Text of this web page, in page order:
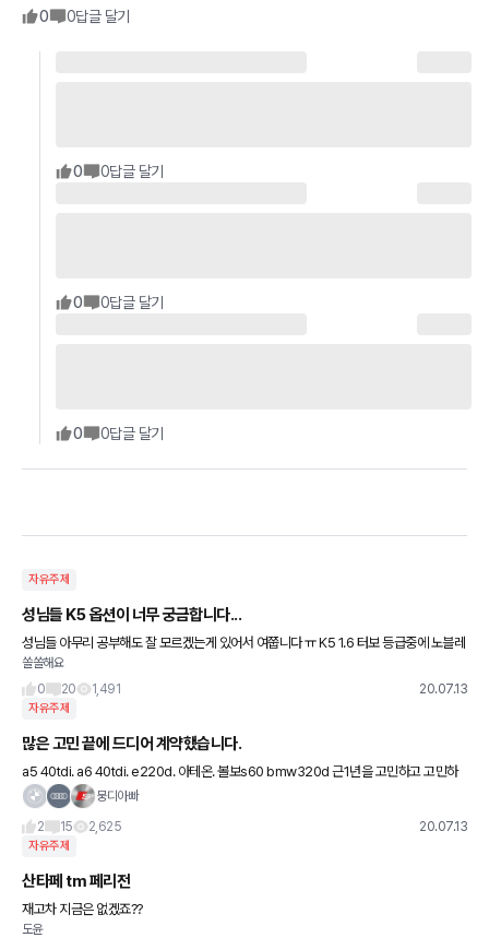
0 0답글 달기
0 0답글 달기
0 0답글 달기
0 0답글 달기
자유주제
성님들 K5 옵션이 너무 궁금합니다...
성님들 아무리 공부해도 잘 모르겠는게 있어서 여쭙니다 ㅠ K5 1.6 터보 등급중에 노블레
스, 시그니쳐의 차이점이 뭘까요? 선택 추가옵션은 뭐, 스피커 선루프 등등 자세하게 나와
있는데 그 종이로
쏠쏠해요
0
20 1,491 20.07.13
자유주제
많은 고민 끝에 드디어 계약했습니다.
a5 40tdi. a6 40tdi. e220d. 아테온. 볼보s60 bmw320d 근1년을 고민하고 고민하
다 6월경에는 아우디a5 페리모델 시승 후 계약까지 갈뻔도 했지만.. 결국 안했었는데요
뭉디아빠
2
15 2,625 20.07.13
자유주제
산타페 tm 페리전
재고차 지금은 없겠죠??
도윤